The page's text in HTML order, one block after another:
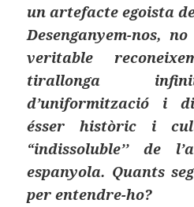
un artefacte egoista
Desenganyem-nos,
veritable
tirallonga
d’uniformització i
ésser històric i
“indissoluble’’ de
espanyola. Quants
per entendre-ho?